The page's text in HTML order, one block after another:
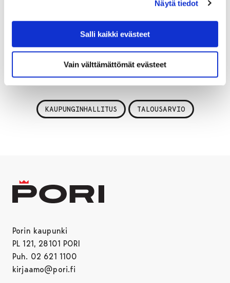
Näytä tiedot
Salli kaikki evästeet
Vain välttämättömät evästeet
veroprosenteista tekee kaupunginvaltuusto 11.
marraskuuta.
KAUPUNGINHALLITUS TALOUSARVIO
Porin kaupunki
PL 121, 28101 PORI
Puh. 02 621 1100
kirjaamo@pori.fi